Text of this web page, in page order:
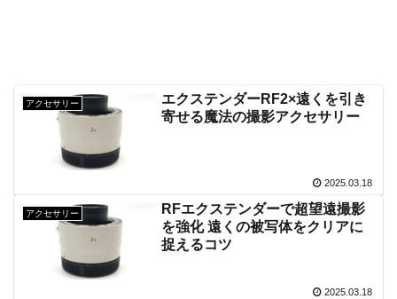
アクセサリー
エクステンダーRF2×遠くを引き
寄せる魔法の撮影アクセサリー
2025.03.18
アクセサリー
RFエクステンダーで超望遠撮影
を強化 遠くの被写体をクリアに
捉えるコツ
2025.03.18